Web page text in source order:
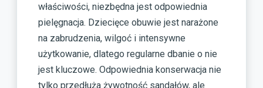
właściwości, niezbędna jest odpowiednia
pielęgnacja. Dziecięce obuwie jest narażone
na zabrudzenia, wilgoć i intensywne
użytkowanie, dlatego regularne dbanie o nie
jest kluczowe. Odpowiednia konserwacja nie
tylko przedłuża żywotność sandałów, ale